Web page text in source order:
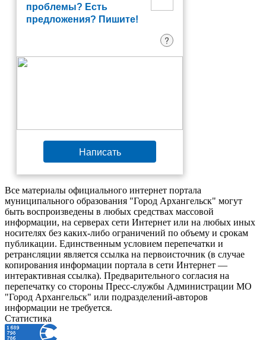
проблемы? Есть
предложения? Пишите!
?
Написать
Все материалы официального интернет портала
муниципального образования "Город Архангельск" могут
быть воспроизведены в любых средствах массовой
информации, на серверах сети Интернет или на любых иных
носителях без каких-либо ограничений по объему и срокам
публикации. Единственным условием перепечатки и
ретрансляции является ссылка на первоисточник (в случае
копирования информации портала в сети Интернет —
интерактивная ссылка). Предварительного согласия на
перепечатку со стороны Пресс-службы Администрации МО
"Город Архангельск" или подразделений-авторов
информации не требуется.
Статистика